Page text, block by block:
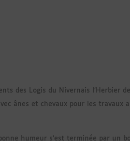
des Logis du Nivernais l’Herbier
ânes et chevaux pour les travaux
humeur s’est terminée par un